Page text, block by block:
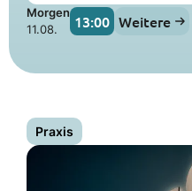
Morgen
11.08.
13:00 Weitere
Praxis